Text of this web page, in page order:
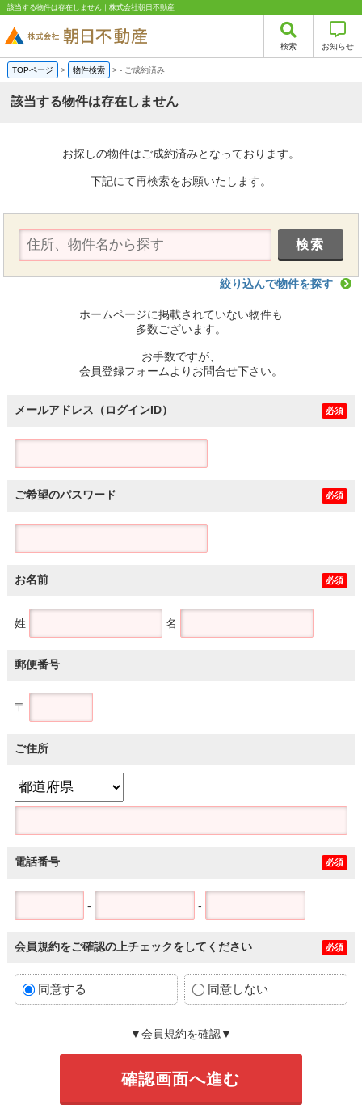
該当する物件は存在しません｜株式会社朝日不動産
検索 お知らせ
TOPページ > 物件検索 >- ご成約済み
該当する物件は存在しません
お探しの物件はご成約済みとなっております。
下記にて再検索をお願いたします。
絞り込んで物件を探す
ホームページに掲載されていない物件も
多数ございます。
お手数ですが、
会員登録フォームよりお問合せ下さい。
メールアドレス（ログインID） 必須
ご希望のパスワード 必須
お名前 必須
姓 名
郵便番号
〒
ご住所
電話番号 必須
- -
会員規約をご確認の上チェックをしてください 必須
同意する 同意しない
▼会員規約を確認▼